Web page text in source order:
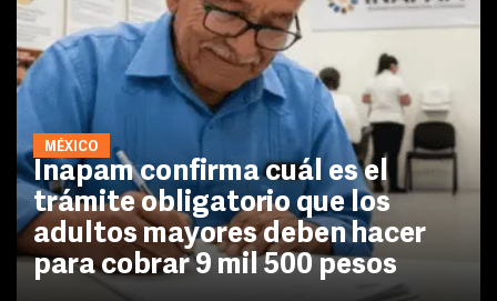
MÉXICO
Inapam confirma cuál es el
trámite obligatorio que los
adultos mayores deben hacer
para cobrar 9 mil 500 pesos